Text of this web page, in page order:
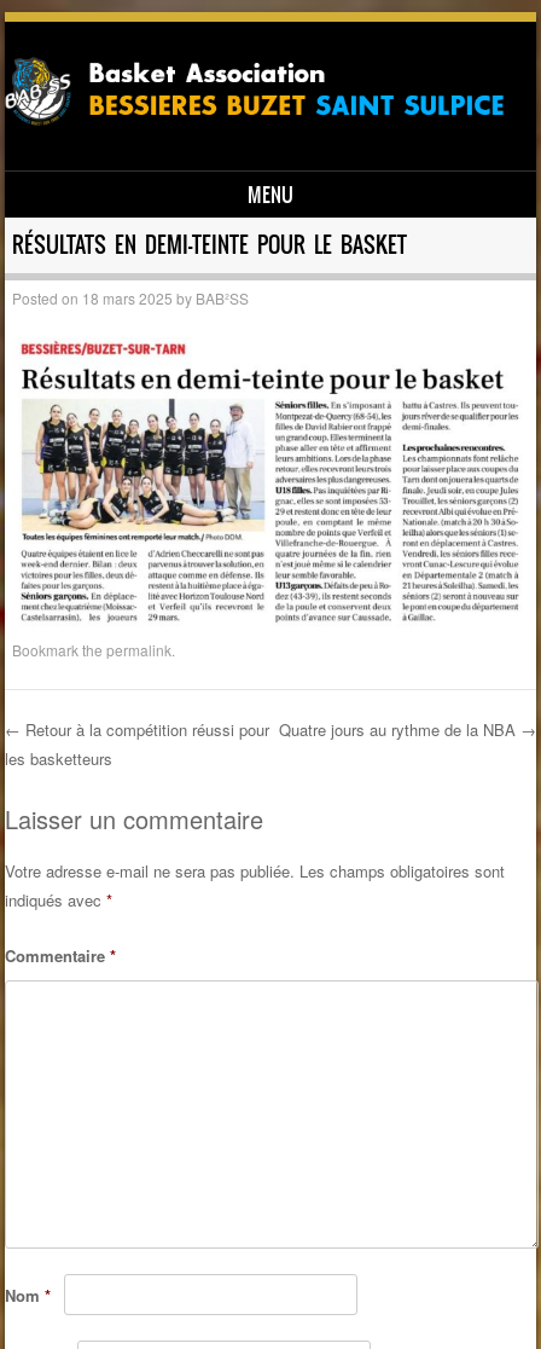
MENU
Skip to content
RÉSULTATS EN DEMI-TEINTE POUR LE BASKET
Posted on 18 mars 2025 by BAB²SS
Bookmark thepermalink
Post navigation
← Retour à la compétition réussi pour
les basketteurs
Quatre jours au rythme de la NBA →
Laisser un commentaire
Votre adresse e-mail ne sera pas publiée. Les champs obligatoires sont
indiqués avec*
Commentaire*
Nom*